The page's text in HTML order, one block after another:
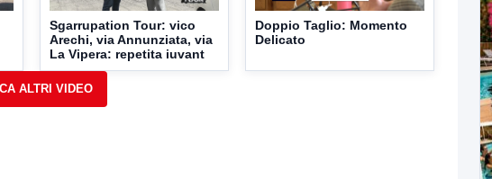
Sgarrupation Tour: vico
Arechi, via Annunziata, via
La Vipera: repetita iuvant
Doppio Taglio: Momento
Delicato